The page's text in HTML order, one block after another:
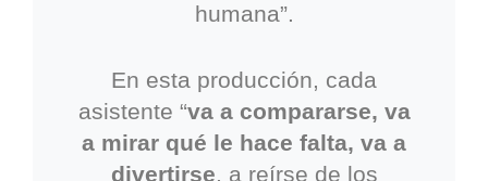
humana”.
En esta producción, cada
asistente “va a compararse, va
a mirar qué le hace falta, va a
divertirse , a reírse de los